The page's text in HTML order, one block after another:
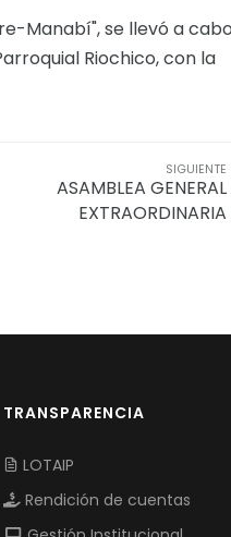
Manabí", se llevó a
Riochico, con la
SIGUIENTE
ASAMBLEA GENERAL
EXTRAORDINARIA
TRANSPARENCIA
LOTAIP
Rendición de cuentas